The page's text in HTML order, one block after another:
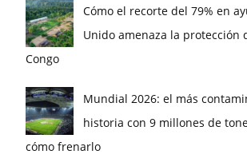
Cómo el recorte del 79% en
Unido amenaza la protección
Congo
Mundial 2026: el más
historia con 9 millones de
cómo frenarlo